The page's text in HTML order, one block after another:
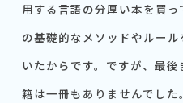
用する言語の分厚い本を買
の基礎的なメソッドやルー
いたからです。ですが、最
籍は一冊もありませんでし